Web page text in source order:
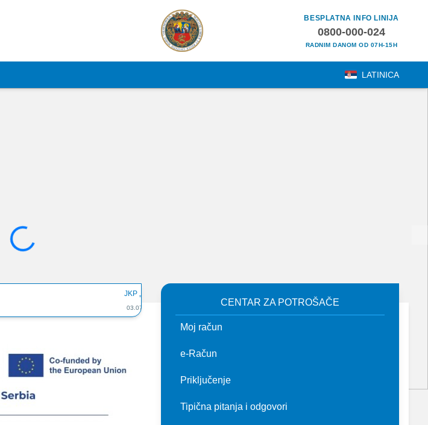
BESPLATNA INFO LINIJA
0800-000-024
RADNIM DANOM OD 07H-15H
LATINICA
JKP „VODOVOD I KANALIZACIJA“ SUBOTICA UVODI SISTEM ENERGETSKOG
03.07.2026.
CENTAR ZA POTROŠAČE
Moj račun
e-Račun
Priključenje
Tipična pitanja i odgovori